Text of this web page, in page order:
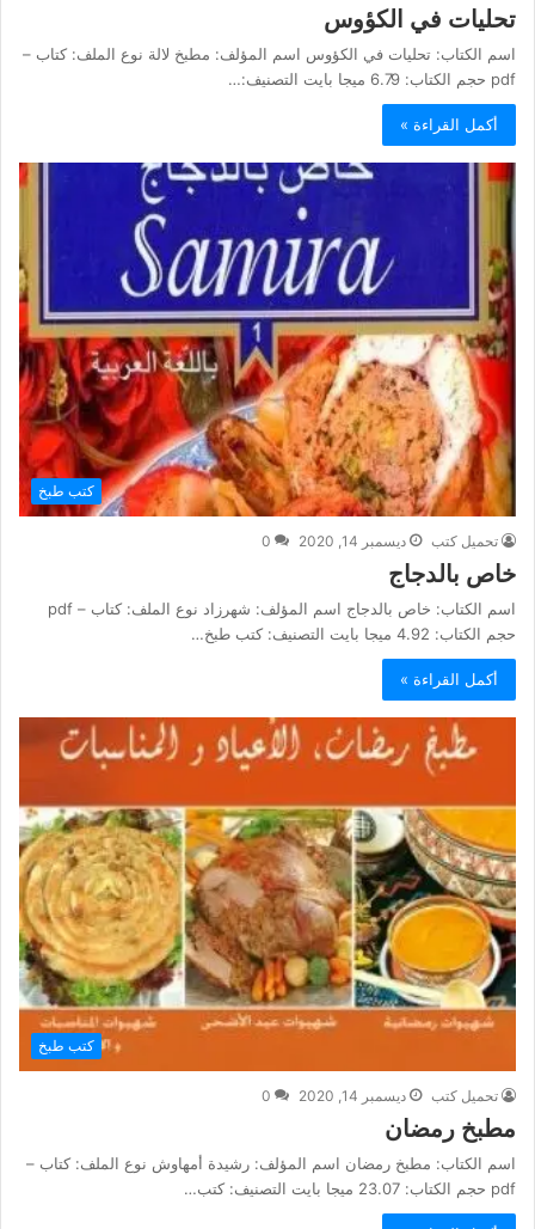
تحليات في الكؤوس
اسم الكتاب: تحليات في الكؤوس اسم المؤلف: مطبخ لالة نوع الملف: كتاب –
pdf حجم الكتاب: 6.79 ميجا بايت التصنيف:…
أكمل القراءة »
كتب طبخ
تحميل كتب ديسمبر 14, 2020 0
خاص بالدجاج
اسم الكتاب: خاص بالدجاج اسم المؤلف: شهرزاد نوع الملف: كتاب – pdf
حجم الكتاب: 4.92 ميجا بايت التصنيف: كتب طبخ…
أكمل القراءة »
كتب طبخ
تحميل كتب ديسمبر 14, 2020 0
مطبخ رمضان
اسم الكتاب: مطبخ رمضان اسم المؤلف: رشيدة أمهاوش نوع الملف: كتاب –
pdf حجم الكتاب: 23.07 ميجا بايت التصنيف: كتب…